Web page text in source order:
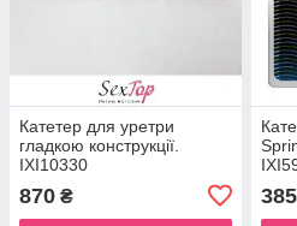
Катетер для уретри
гладкою конструкції.
IXI10330
870 ₴ 385